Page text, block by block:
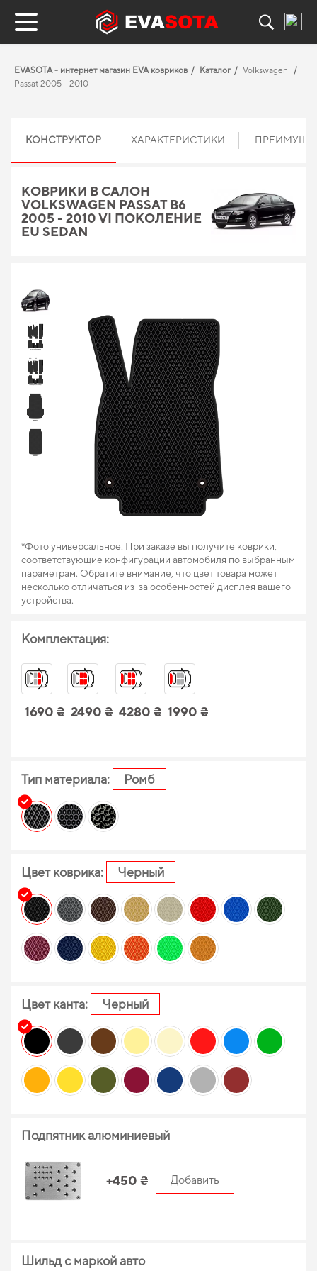
EVASOTA - интернет магазин EVA ковриков Каталог
Volkswagen
Passat 2005 - 2010
КОНСТРУКТОР ХАРАКТЕРИСТИКИ
КОВРИКИ В САЛОН
VOLKSWAGEN PASSAT B6
2005 - 2010 VI ПОКОЛЕНИЕ
EU SEDAN
*Фото универсальное. При заказе вы получите коврики,
соответствующие конфигурации автомобиля по выбранным
параметрам. Обратите внимание, что цвет товара может
несколько отличаться из-за особенностей дисплея вашего
устройства.
Комплектация:
1690 ₴ 2490 ₴ 4280 ₴ 1990 ₴
Тип материала: Ромб
Цвет коврика: Черный
Цвет канта: Черный
Подпятник алюминиевый
+450 ₴ Добавить
Шильд с маркой авто